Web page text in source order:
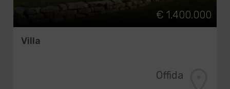
€ 1.400.000
Villa
Offida